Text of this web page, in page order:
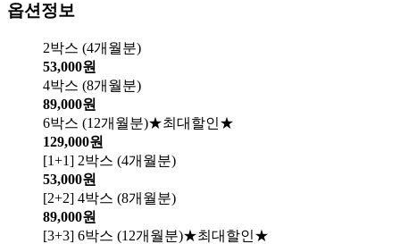
옵션정보
2박스 (4개월분)
53,000원
4박스 (8개월분)
89,000원
6박스 (12개월분)★최대할인★
129,000원
[1+1] 2박스 (4개월분)
53,000원
[2+2] 4박스 (8개월분)
89,000원
[3+3] 6박스 (12개월분)★최대할인★